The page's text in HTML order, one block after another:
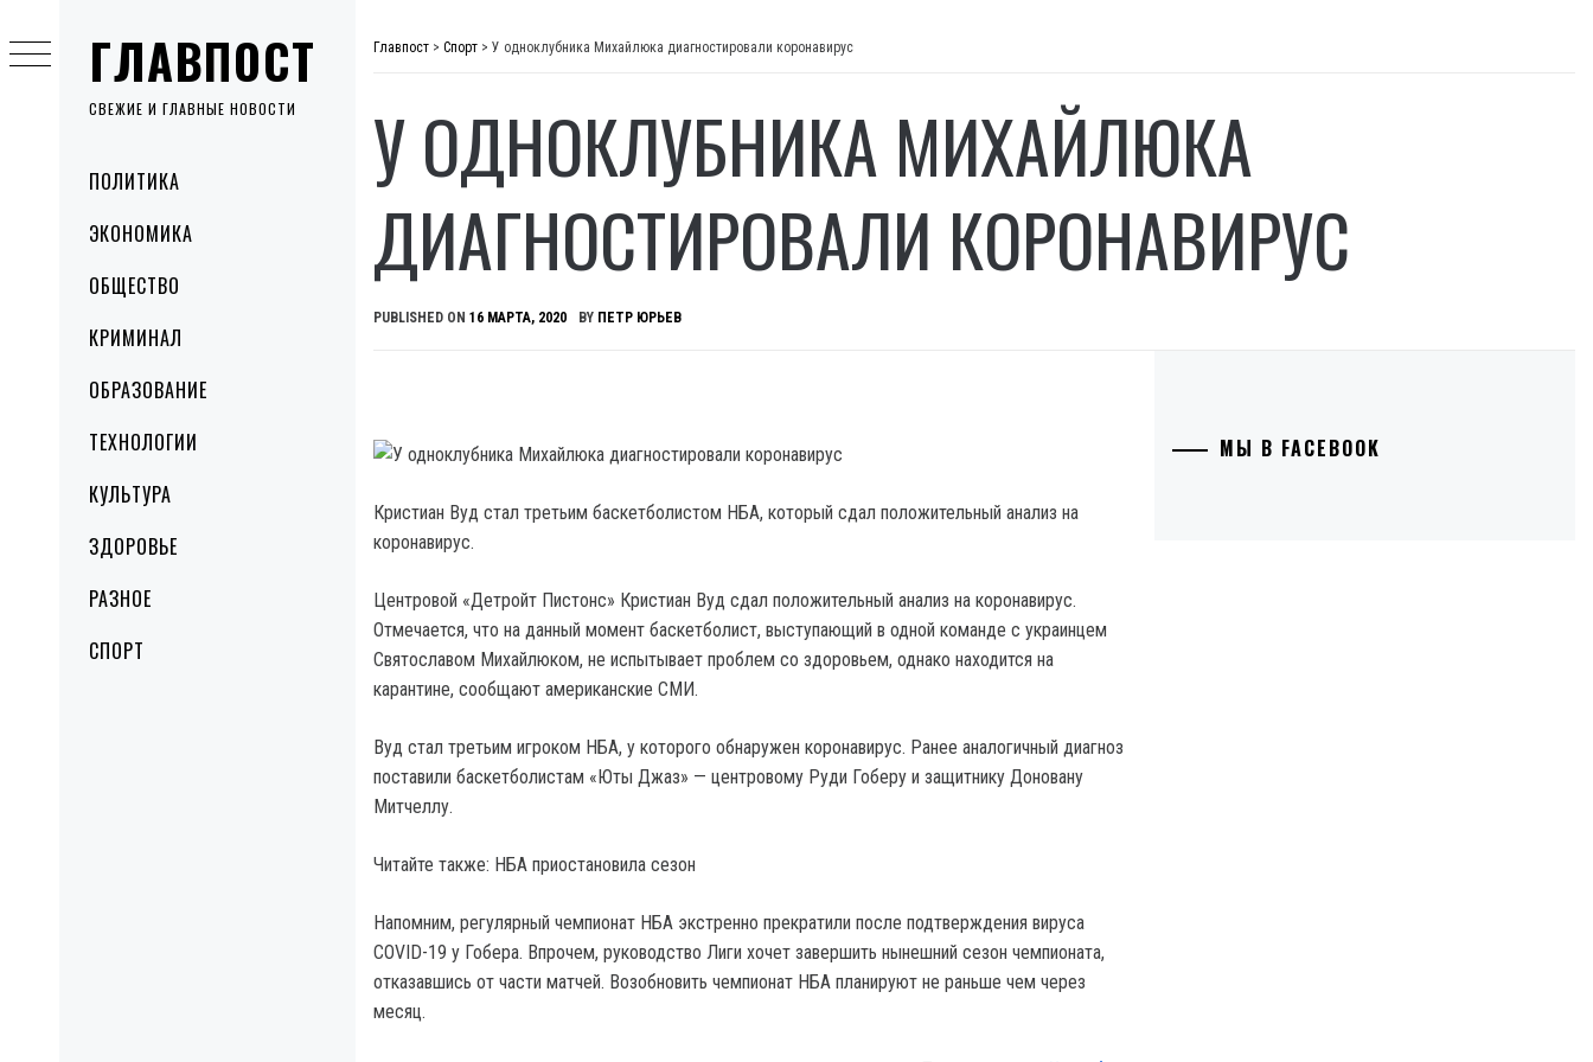
ГЛАВПОСТ
СВЕЖИЕ И ГЛАВНЫЕ НОВОСТИ
MenuПОЛИТИКА
ЭКОНОМИКА
ОБЩЕСТВО
КРИМИНАЛ
ОБРАЗОВАНИЕ
ТЕХНОЛОГИИ
КУЛЬТУРА
ЗДОРОВЬЕ
РАЗНОЕ
СПОРТ
to
content
Главпост > Спорт > У одноклубника Михайлюка диагностировали коронавирус
У ОДНОКЛУБНИКА МИХАЙЛЮКА
ДИАГНОСТИРОВАЛИ КОРОНАВИРУС
PUBLISHED ON 16 МАРТА, 2020 BY ПЕТР ЮРЬЕВ
Кристиан Вуд стал третьим баскетболистом НБА, который сдал положительный анализ на
коронавирус.
Центровой «Детройт Пистонс» Кристиан Вуд сдал положительный анализ на коронавирус.
Отмечается, что на данный момент баскетболист, выступающий в одной команде с украинцем
Святославом Михайлюком, не испытывает проблем со здоровьем, однако находится на
карантине, сообщают американские СМИ.
Вуд стал третьим игроком НБА, у которого обнаружен коронавирус. Ранее аналогичный диагноз
поставили баскетболистам «Юты Джаз» — центровому Руди Гоберу и защитнику Доновану
Митчеллу.
Читайте также: НБА приостановила сезон
Напомним, регулярный чемпионат НБА экстренно прекратили после подтверждения вируса
COVID-19 у Гобера. Впрочем, руководство Лиги хочет завершить нынешний сезон чемпионата,
отказавшись от части матчей. Возобновить чемпионат НБА планируют не раньше чем через
месяц.
МЫ В FACEBOOK